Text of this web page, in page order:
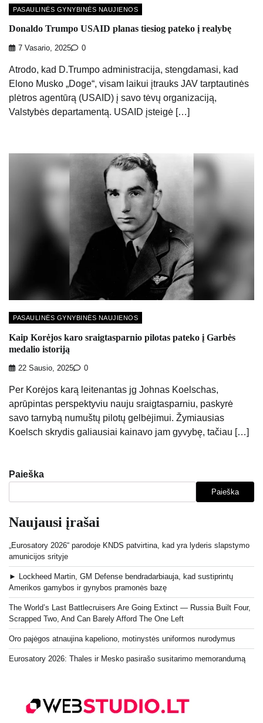
PASAULINĖS GYNYBINĖS NAUJIENOS
Donaldo Trumpo USAID planas tiesiog pateko į realybę
7 Vasario, 2025 0
Atrodo, kad D.Trumpo administracija, stengdamasi, kad
Elono Musko „Doge“, visam laikui įtrauks JAV tarptautinės
plėtros agentūrą (USAID) į savo tėvų organizaciją,
Valstybės departamentą. USAID įsteigė […]
PASAULINĖS GYNYBINĖS NAUJIENOS
Kaip Korėjos karo sraigtasparnio pilotas pateko į Garbės
medalio istoriją
22 Sausio, 2025 0
Per Korėjos karą leitenantas jg Johnas Koelschas,
aprūpintas perspektyviu nauju sraigtasparniu, paskyrė
savo tarnybą numuštų pilotų gelbėjimui. Žymiausias
Koelsch skrydis galiausiai kainavo jam gyvybę, tačiau […]
Paieška
Paieška
Naujausi įrašai
„Eurosatory 2026“ parodoje KNDS patvirtina, kad yra lyderis slapstymo
amunicijos srityje
► Lockheed Martin, GM Defense bendradarbiauja, kad sustiprintų
Amerikos gamybos ir gynybos pramonės bazę
The World’s Last Battlecruisers Are Going Extinct — Russia Built Four,
Scrapped Two, And Can Barely Afford The One Left
Oro pajėgos atnaujina kapeliono, motinystės uniformos nurodymus
Eurosatory 2026: Thales ir Mesko pasirašo susitarimo memorandumą